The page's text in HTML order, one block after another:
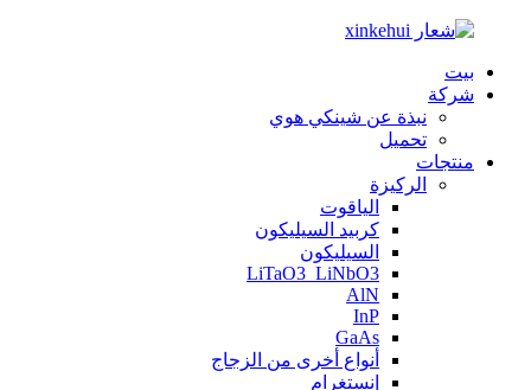
بيت
شركة
نبذة عن شينكي هوي
تحميل
منتجات
الركيزة
الياقوت
كربيد السيليكون
السيليكون
LiTaO3_LiNbO3
AlN
InP
GaAs
أنواع أخرى من الزجاج
إنستغرام